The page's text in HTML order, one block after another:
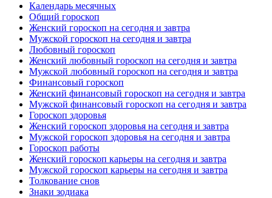
Календарь месячных
Общий гороскоп
Женский гороскоп на сегодня и завтра
Мужской гороскоп на сегодня и завтра
Любовный гороскоп
Женский любовный гороскоп на сегодня и завтра
Мужской любовный гороскоп на сегодня и завтра
Финансовый гороскоп
Женский финансовый гороскоп на сегодня и завтра
Мужской финансовый гороскоп на сегодня и завтра
Гороскоп здоровья
Женский гороскоп здоровья на сегодня и завтра
Мужской гороскоп здоровья на сегодня и завтра
Гороскоп работы
Женский гороскоп карьеры на сегодня и завтра
Мужской гороскоп карьеры на сегодня и завтра
Толкование снов
Знаки зодиака